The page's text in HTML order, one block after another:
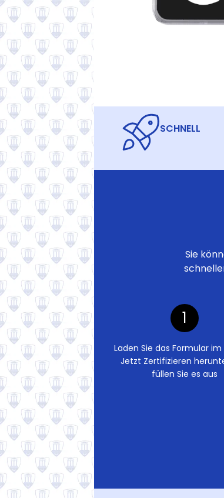
SCHNELL
Sie
1
Laden Sie das Formular im
Jetzt Zertifizieren
füllen Sie es aus